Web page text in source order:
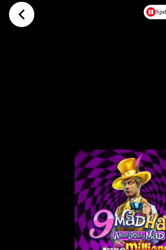
Hoppa till huvudinnehållet